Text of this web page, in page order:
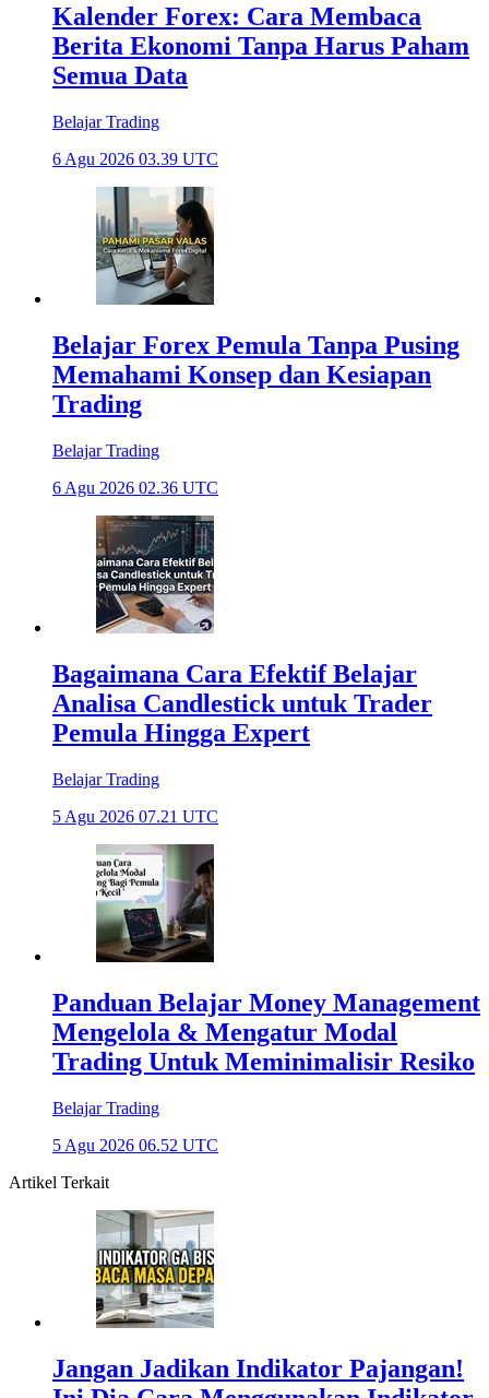
Kalender Forex: Cara Membaca
Berita Ekonomi Tanpa Harus Paham
Semua Data
Belajar Trading
6 Agu 2026 03.39 UTC
Belajar Forex Pemula Tanpa Pusing
Memahami Konsep dan Kesiapan
Trading
Belajar Trading
6 Agu 2026 02.36 UTC
Bagaimana Cara Efektif Belajar
Analisa Candlestick untuk Trader
Pemula Hingga Expert
Belajar Trading
5 Agu 2026 07.21 UTC
Panduan Belajar Money Management
Mengelola & Mengatur Modal
Trading Untuk Meminimalisir Resiko
Belajar Trading
5 Agu 2026 06.52 UTC
Artikel Terkait
Jangan Jadikan Indikator Pajangan!